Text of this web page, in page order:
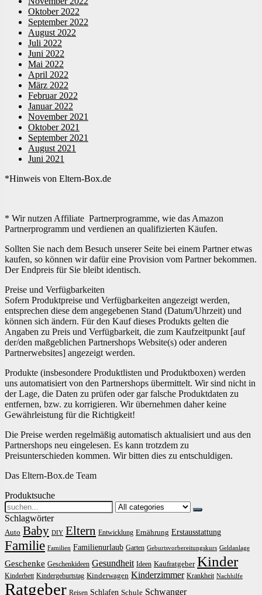
Oktober 2022
September 2022
August 2022
Juli 2022
Juni 2022
Mai 2022
April 2022
März 2022
Februar 2022
Januar 2022
November 2021
Oktober 2021
September 2021
August 2021
Juni 2021
*Hinweis von Eltern-Box.de
* Wir nutzen Affiliate Partnerprogramme, wie das Amazon
Partnerprogramm und verdienen an qualifizierten Käufen.
Sollten Sie nach dem Besuch unserer Seite bei einem Partner etwas
kaufen, so können wir dafür eine Provision vom Partner bekommen.
Der Endpreis für Sie bleibt identisch.
Preise und Verfügbarkeiten
Sofern Produktpreise und Verfügbarkeiten angezeigt werden,
entsprechen diese dem angegebenen Stand (Datum/Uhrzeit) und
können sich ändern. Für den Kauf dieses Produkts gelten die
Angaben zu Preis und Verfügbarkeit, die zum Kaufzeitpunkt [auf
der/den maßgeblichen Partnershops Website(s) oder anderen
Partnerwebsites] angezeigt werden.
Produkte (insbesondere Produktlisten und Produktboxen) werden
uns automatisiert von den Partnershops übermittelt. Wir sind nicht in
der Lage, die Daten zu prüfen oder gar falsche Produktdaten zu
entfernen, bzw. zu korrigieren. Wir übernehmen daher keine
Gewährleistung für die Richtigkeit!
Die Preise werden regelmäßig automatisch aktualisiert und aus den
Partnershops neu eingelesen. Es kann trotzdem zu
Preisunterschieden kommen. Wir bitten dies zu entschuldigen.
Das Eltern-Box.de Team
Produktsuche
Search
for:
Schlagwörter
Auto Baby DIY Eltern Entwicklung Ernährung Erstausstattung
Familie Familien Familienurlaub Garten Geburtsvorbereitungskurs Geldanlage
Geschenke Geschenkideen Gesundheit Ideen Kaufratgeber Kinder
Kinderbett Kindergeburtstag Kinderwagen Kinderzimmer Krankheit Nachhilfe
Ratgeber Reisen Schlafen Schule Schwanger